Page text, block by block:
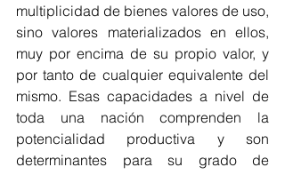
multiplicidad de bienes valores de uso,
sino valores materializados en ellos,
muy por encima de su propio valor, y
por tanto de cualquier equivalente del
mismo. Esas capacidades a nivel de
toda una nación comprenden la
potencialidad productiva y son
determinantes para su grado de